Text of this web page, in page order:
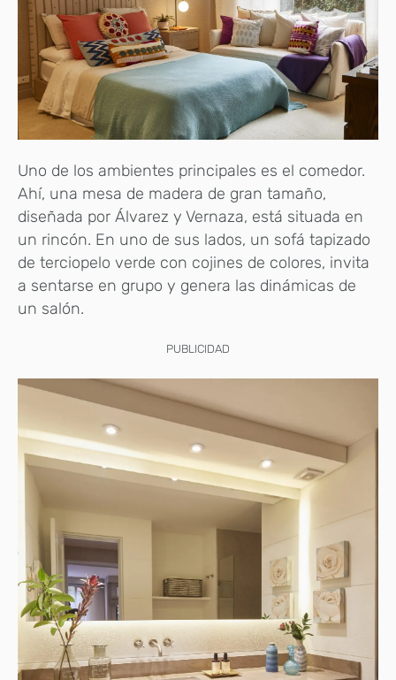
Uno de los ambientes principales es el comedor.
Ahí, una mesa de madera de gran tamaño,
diseñada por Álvarez y Vernaza, está situada en
un rincón. En uno de sus lados, un sofá tapizado
de terciopelo verde con cojines de colores, invita
a sentarse en grupo y genera las dinámicas de
un salón.
PUBLICIDAD